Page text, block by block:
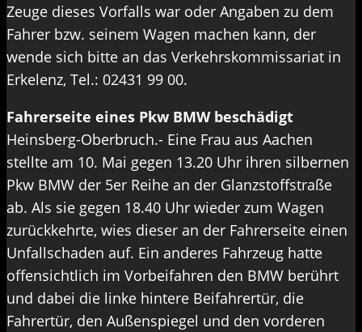
Zeuge dieses Vorfalls war oder Angaben zu dem
Fahrer bzw. seinem Wagen machen kann, der
wende sich bitte an das Verkehrskommissariat in
Erkelenz, Tel.: 02431 99 00.
Fahrerseite eines Pkw BMW beschädigt
Heinsberg-Oberbruch.- Eine Frau aus Aachen
stellte am 10. Mai gegen 13.20 Uhr ihren silbernen
Pkw BMW der 5er Reihe an der Glanzstoffstraße
ab. Als sie gegen 18.40 Uhr wieder zum Wagen
zurückkehrte, wies dieser an der Fahrerseite einen
Unfallschaden auf. Ein anderes Fahrzeug hatte
offensichtlich im Vorbeifahren den BMW berührt
und dabei die linke hintere Beifahrertür, die
Fahrertür, den Außenspiegel und den vorderen